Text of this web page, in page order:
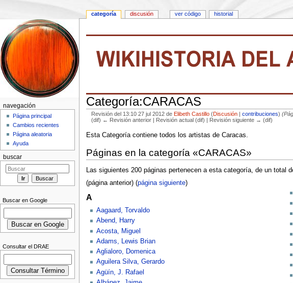
Categoría:CARACAS
Revisión del 13:10 27 jul 2012 deElibeth Castillo (Discusión |contribuciones)
(dif) ← Revisión anterior | Revisión actual (dif) | Revisión siguiente → (dif)
Esta Categoría contiene todos los artistas de Caracas.
Páginas en la categoría «CARACAS»
Las siguientes 200 páginas pertenecen a esta categoría, de un total
(página anterior) (página siguiente)
A
Aagaard, Torvaldo
Abend, Harry
Acosta, Miguel
Adams, Lewis Brian
Aglialoro, Domenica
Aguilera Silva, Gerardo
Agüín, J. Rafael
categoría discusión ver código historial
navegación
Página principal
Cambios recientes
Página aleatoria
Ayuda
buscar
Buscar en Google
Consultar el DRAE